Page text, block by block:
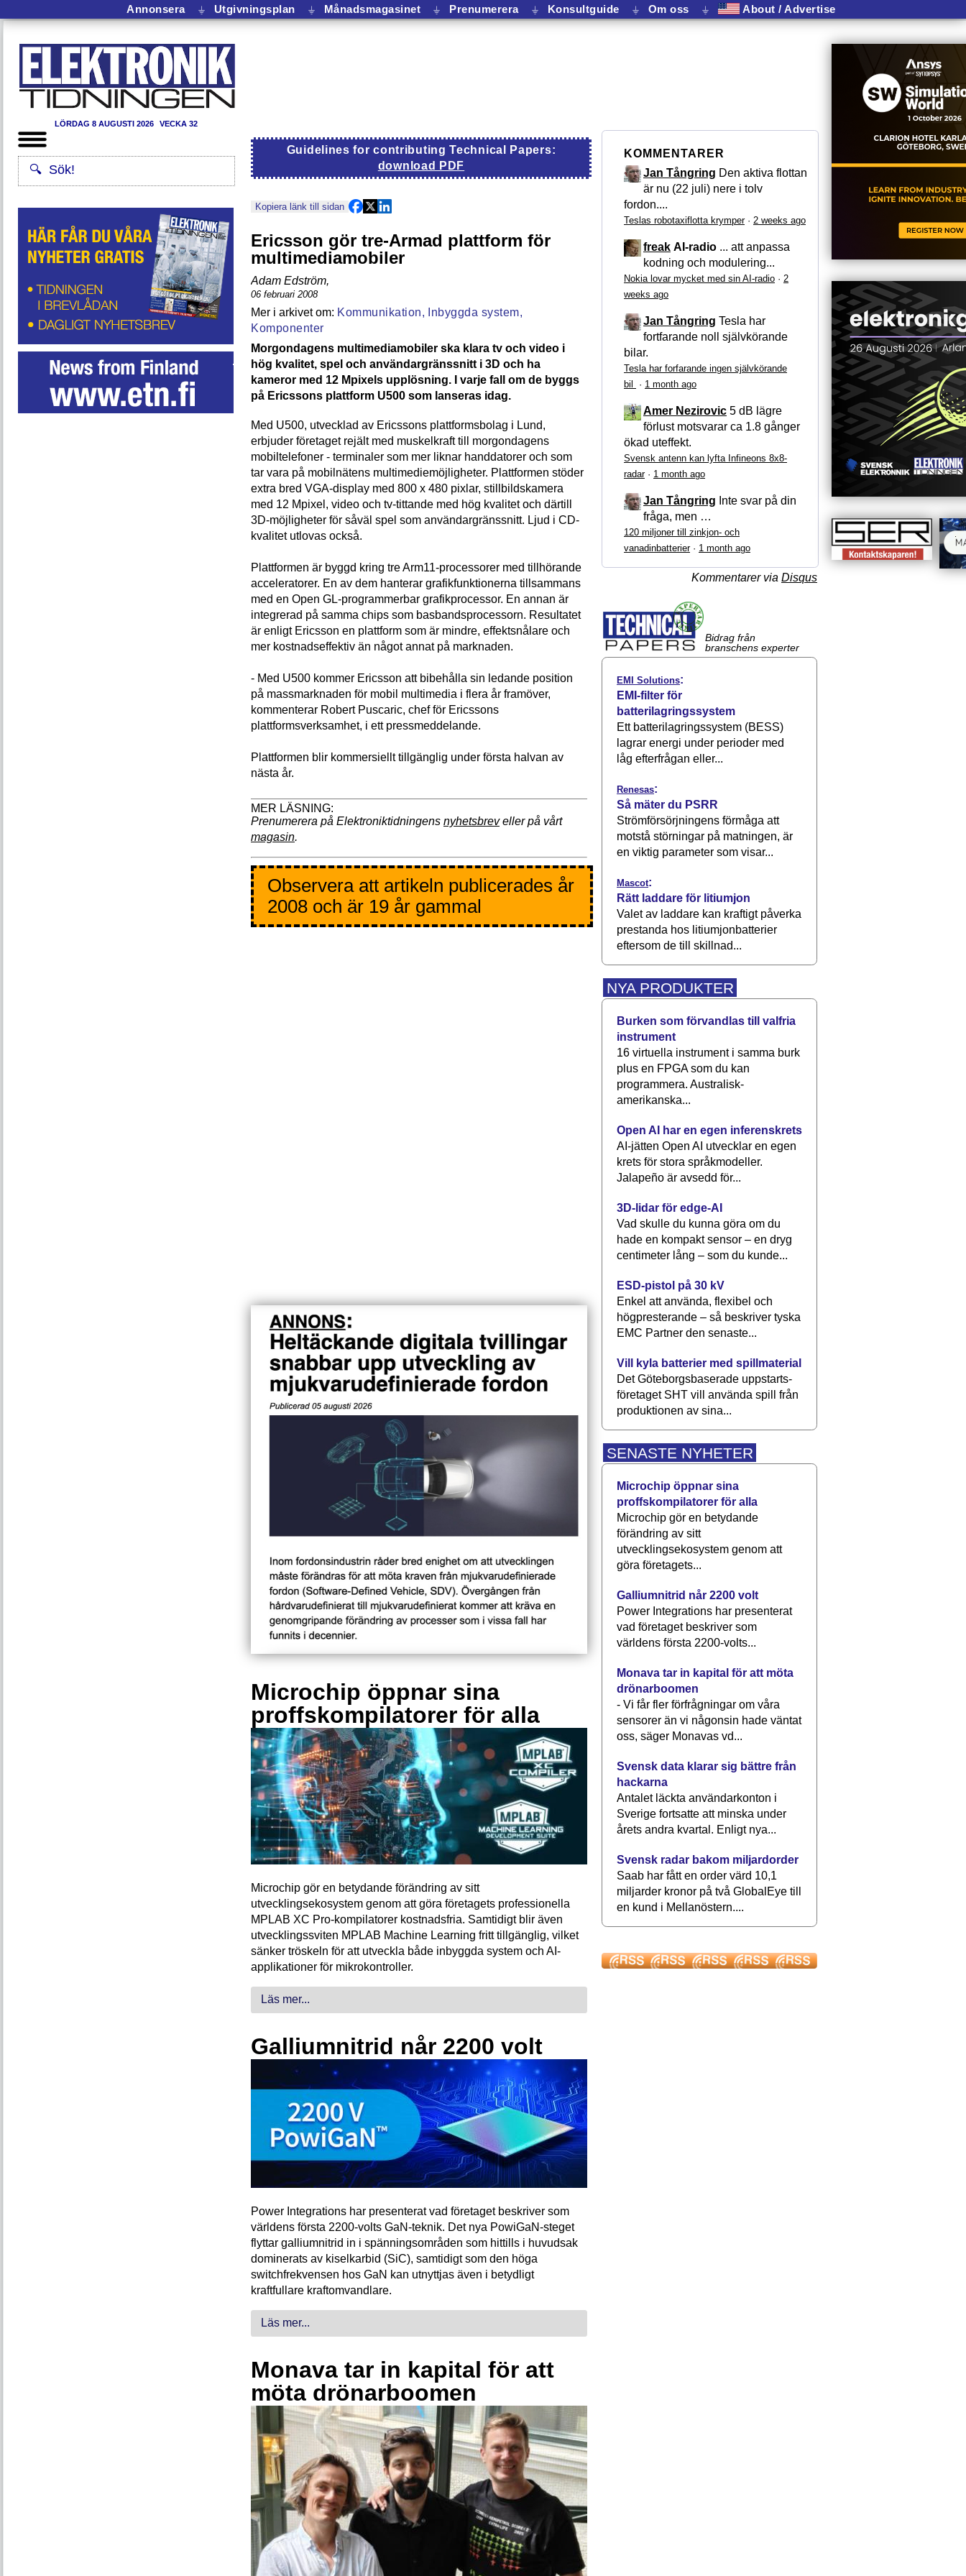
Annonsera ⏚ Utgivningsplan ⏚ Månadsmagasinet ⏚ Prenumerera ⏚ Konsultguide ⏚ Om oss ⏚ About / Advertise
LÖRDAG 8 AUGUSTI 2026 VECKA 32
Guidelines for contributing Technical Papers:
download PDF
Kopiera länk till sidan
Ericsson gör tre-Armad plattform för
multimediamobiler
Adam Edström,
06 februari 2008
Kommunikation,
Inbyggda system,
Komponenter
Morgondagens multimediamobiler ska klara tv och video i
hög kvalitet, spel och användargränssnitt i 3D och ha
kameror med 12 Mpixels upplösning. I varje fall om de byggs
på Ericssons plattform U500 som lanseras idag.
Med U500, utvecklad av Ericssons plattformsbolag i Lund,
erbjuder företaget rejält med muskelkraft till morgondagens
mobiltelefoner - terminaler som mer liknar handdatorer och som
tar vara på mobilnätens multimediemöjligheter. Plattformen stöder
extra bred VGA-display med 800 x 480 pixlar, stillbildskamera
med 12 Mpixel, video och tv-tittande med hög kvalitet och därtill
3D-möjligheter för såväl spel som användargränssnitt. Ljud i CD-
kvalitet utlovas också.
Plattformen är byggd kring tre Arm11-processorer med tillhörande
acceleratorer. En av dem hanterar grafikfunktionerna tillsammans
med en Open GL-programmerbar grafikprocessor. En annan är
integrerad på samma chips som basbandsprocessorn. Resultatet
är enligt Ericsson en plattform som är mindre, effektsnålare och
mer kostnadseffektiv än något annat på marknaden.
- Med U500 kommer Ericsson att bibehålla sin ledande position
på massmarknaden för mobil multimedia i flera år framöver,
kommenterar Robert Puscaric, chef för Ericssons
plattformsverksamhet, i ett pressmeddelande.
Plattformen blir kommersiellt tillgänglig under första halvan av
nästa år.
Prenumerera på Elektroniktidningens nyhetsbreveller på vårt
magasin.
Observera att artikeln publicerades år
2008 och är 19 år gammal
Microchip öppnar sina
proffskompilatorer för alla
Microchip gör en betydande förändring av sitt
utvecklingsekosystem genom att göra företagets professionella
MPLAB XC Pro-kompilatorer kostnadsfria. Samtidigt blir även
utvecklingssviten MPLAB Machine Learning fritt tillgänglig, vilket
sänker tröskeln för att utveckla både inbyggda system och AI-
applikationer för mikrokontroller.
Läs mer...
Galliumnitrid når 2200 volt
Power Integrations har presenterat vad företaget beskriver som
världens första 2200-volts GaN-teknik. Det nya PowiGaN-steget
flyttar galliumnitrid in i spänningsområden som hittills i huvudsak
dominerats av kiselkarbid (SiC), samtidigt som den höga
switchfrekvensen hos GaN kan utnyttjas även i betydligt
kraftfullare kraftomvandlare.
Läs mer...
Monava tar in kapital för att
möta drönarboomen
KOMMENTARER
Jan Tångring Den aktiva flottan
är nu (22 juli) nere i tolv
fordon....
Teslas robotaxiflotta krymper· 2 weeks ago
freak AI-radio ... att anpassa
kodning och modulering...
Nokia lovar mycket med sin AI-radio · 2
weeks ago
Jan Tångring Tesla har
fortfarande noll självkörande
bilar.
Tesla har forfarande ingen självkörande
bil
· 1 month ago
Amer Nezirovic 5 dB lägre
förlust motsvarar ca 1.8 gånger
ökad uteffekt.
Svensk antenn kan lyfta Infineons 8x8-
radar· 1 month ago
Jan Tångring Inte svar på din
fråga, men …
120 miljoner till zinkjon- och
vanadinbatterier· 1 month ago
Kommentarer via Disqus
Bidrag från
branschens experter
EMI Solutions:
EMI-filter för
batterilagringssystem
Ett batterilagringssystem (BESS)
lagrar energi under perioder med
låg efterfrågan eller...
Renesas:
Så mäter du PSRR
Strömförsörjningens förmåga att
motstå störningar på matningen, är
en viktig parameter som visar...
Mascot:
Rätt laddare för litiumjon
Valet av laddare kan kraftigt påverka
prestanda hos litiumjonbatterier
eftersom de till skillnad...
NYA PRODUKTER
Burken som förvandlas till valfria
instrument
16 virtuella instrument i samma burk
plus en FPGA som du kan
programmera. Australisk-
amerikanska...
Open AI har en egen inferenskrets
AI-jätten Open AI utvecklar en egen
krets för stora språkmodeller.
Jalapeño är avsedd för...
3D-lidar för edge-AI
Vad skulle du kunna göra om du
hade en kompakt sensor – en dryg
centimeter lång – som du kunde...
ESD-pistol på 30 kV
Enkel att använda, flexibel och
högpresterande – så beskriver tyska
EMC Partner den senaste...
Vill kyla batterier med spillmaterial
Det Göteborgsbaserade upp­starts­
företaget SHT vill använda spill från
produktionen av sina...
SENASTE NYHETER
Microchip öppnar sina
proffskompilatorer för alla
Microchip gör en betydande
förändring av sitt
utvecklingsekosystem genom att
göra företagets...
Galliumnitrid når 2200 volt
Power Integrations har presenterat
vad företaget beskriver som
världens första 2200-volts...
Monava tar in kapital för att möta
drönarboomen
- Vi får fler förfrågningar om våra
sensorer än vi någonsin hade väntat
oss, säger Monavas vd...
Svensk data klarar sig bättre från
hackarna
Antalet läckta användarkonton i
Sverige fortsatte att minska under
årets andra kvartal. Enligt nya...
Svensk radar bakom miljardorder
Saab har fått en order värd 10,1
miljarder kronor på två GlobalEye till
en kund i Mellanöstern....